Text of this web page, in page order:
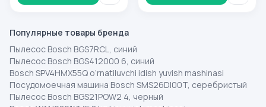
Популярные товары бренда
Пылесос Bosch BGS7RCL, синий
Пылесос Bosch BGS412000 6, синий
Bosch SPV4HMX55Q o‘rnatiluvchi idish yuvish mashinasi
Посудомоечная машина Bosch SMS26DI00T, серебристый
Пылесос Bosch BGS21POW2 4, черный